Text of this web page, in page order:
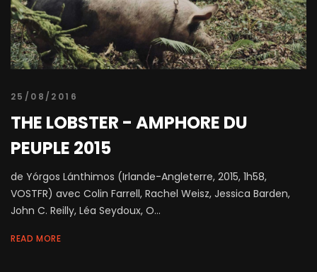
25/08/2016
THE LOBSTER - AMPHORE DU
PEUPLE 2015
de Yórgos Lánthimos (Irlande-Angleterre, 2015, 1h58,
VOSTFR) avec Colin Farrell, Rachel Weisz, Jessica Barden,
John C. Reilly, Léa Seydoux, O...
READ MORE